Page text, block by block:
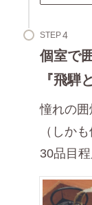
STEP
個室で
『飛騨
憧れの
（しかも
30品目